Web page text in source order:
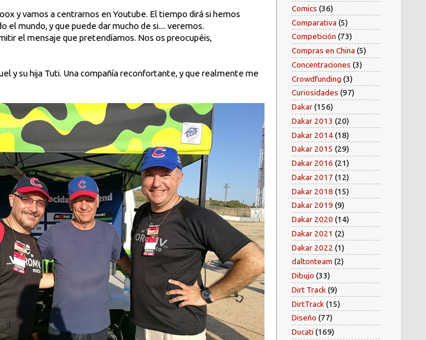
y vamos a centrarnos en Youtube. El tiempo dirá si hemos
mundo, y que puede dar mucho de si.... veremos.
el mensaje que pretendíamos. Nos os preocupéis,
y su hija Tuti. Una compañía reconfortante, y que realmente me
Comics (36)
Comparativa (5)
Competición (73)
Compras en China (5)
Concentraciones (3)
Crowdfunding (3)
Curiosidades (97)
Dakar(156)
Dakar 2013 (20)
Dakar 2014(18)
Dakar 2015 (29)
Dakar 2016 (21)
Dakar 2017 (12)
Dakar 2018 (15)
Dakar 2019 (9)
Dakar 2020 (14)
Dakar 2021 (2)
Dakar 2022 (1)
daltonteam (2)
Dibujo (33)
Dirt Track (9)
DirtTrack (15)
Diseño (77)
Ducati (169)